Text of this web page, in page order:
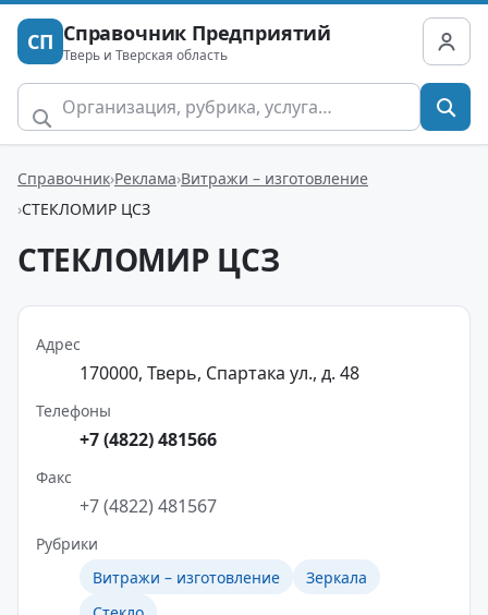
СП Справочник Предприятий
Тверь и Тверская область
Справочник Реклама Витражи – изготовление
СТЕКЛОМИР ЦСЗ
СТЕКЛОМИР ЦСЗ
Адрес
170000, Тверь, Спартака ул., д. 48
Телефоны
+7 (4822) 481566
Факс
+7 (4822) 481567
Рубрики
Витражи – изготовление
Зеркала